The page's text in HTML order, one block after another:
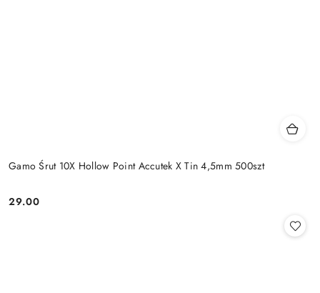
Gamo Śrut 10X Hollow Point Accutek X Tin 4,5mm 500szt
Cena:
29.00